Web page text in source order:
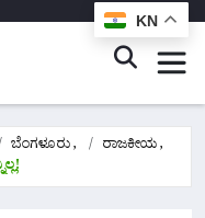
ಬೆಂಗಳೂರು, ರಾಜಕೀಯ,
KN